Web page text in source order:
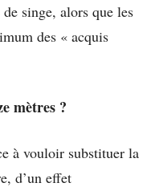
singe, alors que les
des « acquis
mètres ?
à vouloir substituer la
d’un effet